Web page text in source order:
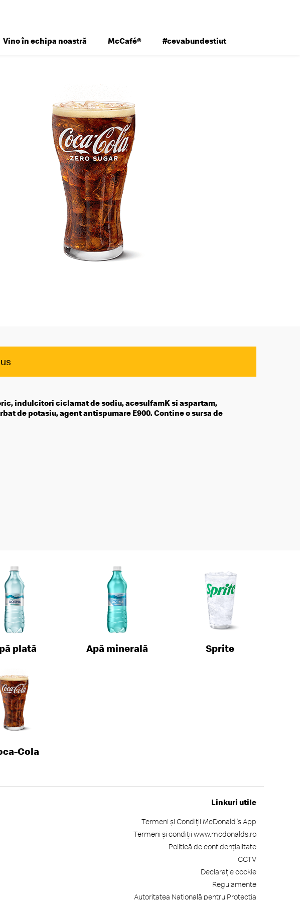
Vino în echipa noastră McCafé® #cevabundestiut
indulcitori ciclamat de sodiu, acesulfamK si aspartam,
de potasiu, agent antispumare E900. Contine o sursa de
plată Apă minerală Sprite
Cola
Linkuri utile
Termeni și Condiții McDonald's App
Termeni și condiții www.mcdonalds.ro
Politică de confidențialitate
CCTV
Declarație cookie
Regulamente
Autoritatea Națională pentru Protecția